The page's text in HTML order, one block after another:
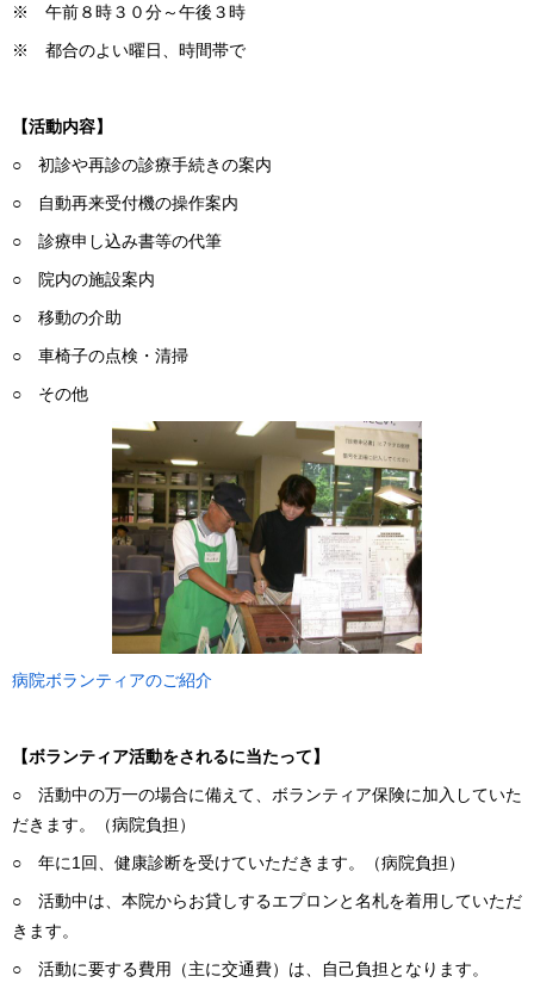
※ 午前８時３０分～午後３時
※ 都合のよい曜日、時間帯で
【活動内容】
○ 初診や再診の診療手続きの案内
○ 自動再来受付機の操作案内
○ 診療申し込み書等の代筆
○ 院内の施設案内
○ 移動の介助
○ 車椅子の点検・清掃
○ その他
病院ボランティアのご紹介
【ボランティア活動をされるに当たって】
○ 活動中の万一の場合に備えて、ボランティア保険に加入していた
だきます。（病院負担）
○ 年に1回、健康診断を受けていただきます。（病院負担）
○ 活動中は、本院からお貸しするエプロンと名札を着用していただ
きます。
○ 活動に要する費用（主に交通費）は、自己負担となります。